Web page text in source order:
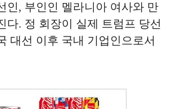
인, 부인인 멜라니아 여사와 만
다. 정 회장이 실제 트럼프 당선
대선 이후 국내 기업인으로서